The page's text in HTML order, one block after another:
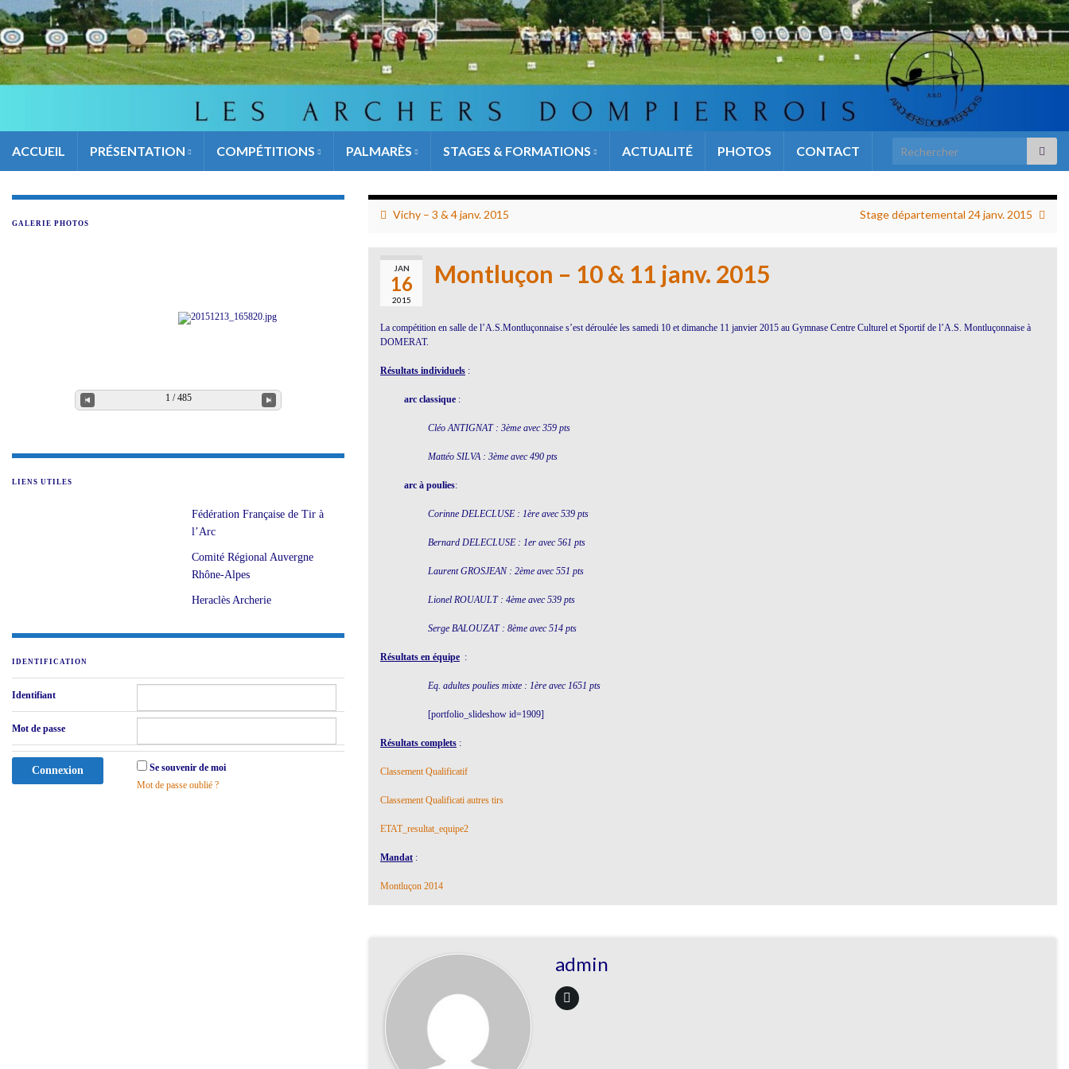
ACCUEIL PRÉSENTATION COMPÉTITIONS PALMARÈS STAGES & FORMATIONS ACTUALITÉ PHOTOS CONTACT Search for:
Vichy – 3 & 4 janv. 2015 Stage départemental 24 janv. 2015
JAN
16
2015
Montluçon – 10 & 11 janv. 2015
La compétition en salle de l’A.S.Montluçonnaise s’est déroulée les samedi 10 et dimanche 11 janvier 2015 au Gymnase Centre Culturel et Sportif de l’A.S. Montluçonnaise à
DOMERAT.
Résultats individuels :
arc classique :
Cléo ANTIGNAT : 3ème avec 359 pts
Mattéo SILVA : 3ème avec 490 pts
arc à poulies:
Corinne DELECLUSE : 1ère avec 539 pts
Bernard DELECLUSE : 1er avec 561 pts
Laurent GROSJEAN : 2ème avec 551 pts
Lionel ROUAULT : 4ème avec 539 pts
Serge BALOUZAT : 8ème avec 514 pts
Résultats en équipe :
Eq. adultes poulies mixte : 1ère avec 1651 pts
[portfolio_slideshow id=1909]
Résultats complets :
Classement Qualificatif
Classement Qualificati autres tirs
ETAT_resultat_equipe2
Mandat :
Montluçon 2014
admin
GALERIE PHOTOS
LIENS UTILES
Fédération Française de Tir à
l’Arc
Comité Régional Auvergne
Rhône-Alpes
Heraclès Archerie
IDENTIFICATION
Identifiant
Mot de passe
Se souvenir de moi
Mot de passe oublié ?